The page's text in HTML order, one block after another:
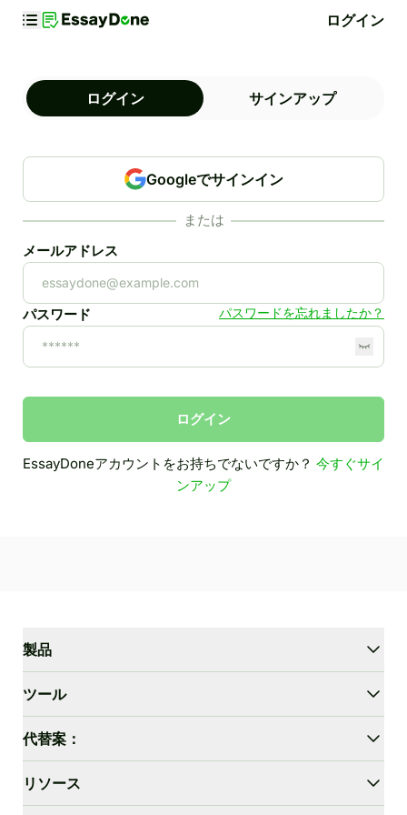
ログイン
ログイン サインアップ
Googleでサインイン
または
メールアドレス
パスワード パスワードを忘れましたか？
ログイン
EssayDoneアカウントをお持ちでないですか？ 今すぐサイ
ンアップ
製品
ヒューマナイザー
ツール
AI翻訳
GPTZeroを回避
代替案：
Undetectable.ai
リソース